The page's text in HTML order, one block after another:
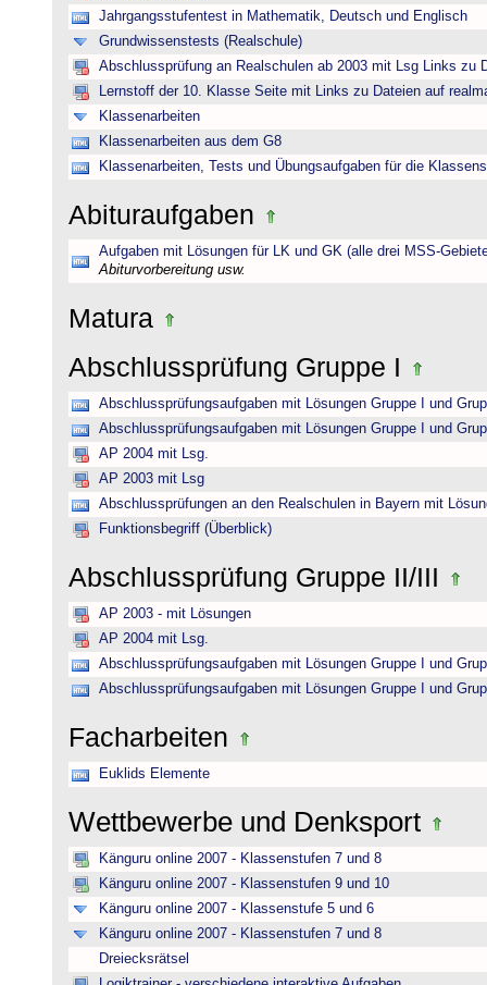
Jahrgangsstufentest in Mathematik, Deutsch und Englisch
Grundwissenstests (Realschule)
Abschlussprüfung an Realschulen ab 2003 mit Lsg Links zu
Lernstoff der 10. Klasse Seite mit Links zu Dateien auf
Klassenarbeiten
Klassenarbeiten aus dem G8
Klassenarbeiten, Tests und Übungsaufgaben für die
Abituraufgaben
Aufgaben mit Lösungen für LK und GK (alle drei MSS-
Abiturvorbereitung usw.
Matura
Abschlussprüfung Gruppe I
Abschlussprüfungsaufgaben mit Lösungen Gruppe I und
Abschlussprüfungsaufgaben mit Lösungen Gruppe I und
AP 2004 mit Lsg.
AP 2003 mit Lsg
Abschlussprüfungen an den Realschulen in Bayern mit
Funktionsbegriff (Überblick)
Abschlussprüfung Gruppe II/III
AP 2003 - mit Lösungen
AP 2004 mit Lsg.
Abschlussprüfungsaufgaben mit Lösungen Gruppe I und
Abschlussprüfungsaufgaben mit Lösungen Gruppe I und
Facharbeiten
Euklids Elemente
Wettbewerbe und Denksport
Känguru online 2007 - Klassenstufen 7 und 8
Känguru online 2007 - Klassenstufen 9 und 10
Känguru online 2007 - Klassenstufe 5 und 6
Känguru online 2007 - Klassenstufen 7 und 8
Dreiecksrätsel